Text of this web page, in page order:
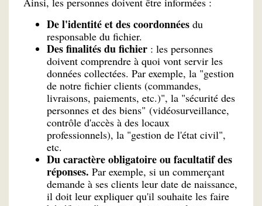
De l'identité et des coordonnées du
responsable du fichier.
Des finalités du fichier : les personnes
doivent comprendre à quoi vont servir les
données collectées. Par exemple, la "gestion
de notre fichier clients (commandes,
livraisons, paiements, etc.)", la "sécurité des
personnes et des biens" (vidéosurveillance,
contrôle d'accès à des locaux
professionnels), la "gestion de l'état civil",
etc.
Du caractère obligatoire ou facultatif des
réponses. Par exemple, si un commerçant
demande à ses clients leur date de naissance,
il doit leur expliquer qu'il souhaite les faire